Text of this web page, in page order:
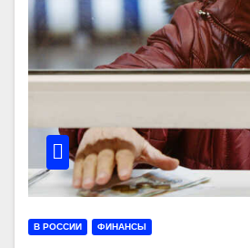
В РОССИИ ФИНАНСЫ